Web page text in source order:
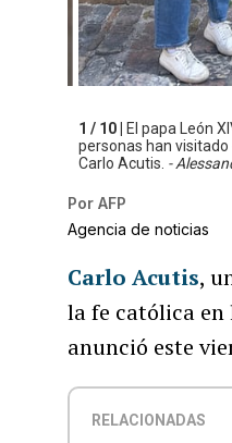
1 / 10 |
El papa León
personas han
Carlo Acutis. -
Por AFP
Agencia de noticias
Carlo Acutis,
la fe católica en
anunció este
RELACIONADAS